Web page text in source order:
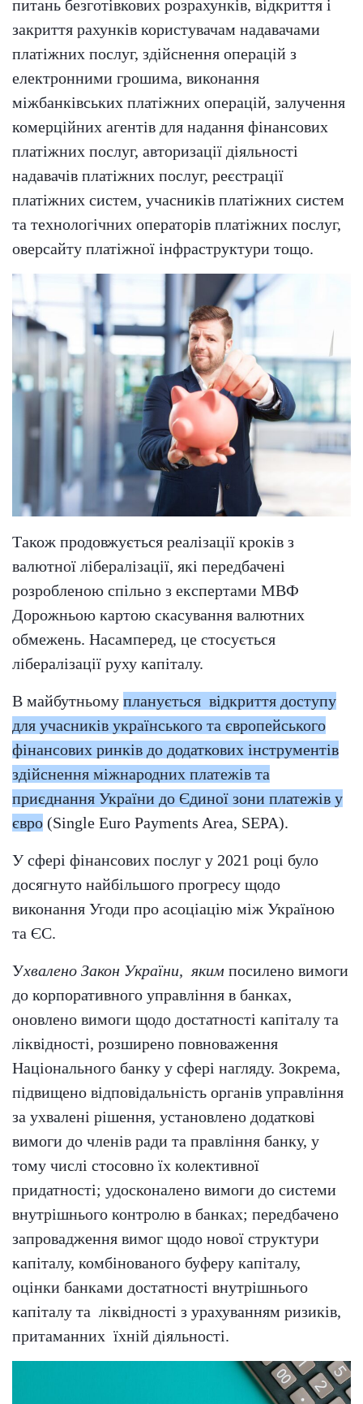
питань безготівкових розрахунків, відкриття і
закриття рахунків користувачам надавачами
платіжних послуг, здійснення операцій з
електронними грошима, виконання
міжбанківських платіжних операцій, залучення
комерційних агентів для надання фінансових
платіжних послуг, авторизації діяльності
надавачів платіжних послуг, реєстрації
платіжних систем, учасників платіжних систем
та технологічних операторів платіжних послуг,
оверсайту платіжної інфраструктури тощо.
Також продовжується реалізації кроків з
валютної лібералізації, які передбачені
розробленою спільно з експертами МВФ
Дорожньою картою скасування валютних
обмежень. Насамперед, це стосується
лібералізації руху капіталу.
В майбутньому планується відкриття доступу
для учасників українського та європейського
фінансових ринків до додаткових інструментів
здійснення міжнародних платежів та
приєднання України до Єдиної зони платежів у
євро (Single Euro Payments Area, SEPA).
У сфері фінансових послуг у 2021 році було
досягнуто найбільшого прогресу щодо
виконання Угоди про асоціацію між Україною
та ЄС.
Ухвалено Закон України, яким посилено вимоги
до корпоративного управління в банках,
оновлено вимоги щодо достатності капіталу та
ліквідності, розширено повноваження
Національного банку у сфері нагляду. Зокрема,
підвищено відповідальність органів управління
за ухвалені рішення, установлено додаткові
вимоги до членів ради та правління банку, у
тому числі стосовно їх колективної
придатності; удосконалено вимоги до системи
внутрішнього контролю в банках; передбачено
запровадження вимог щодо нової структури
капіталу, комбінованого буферу капіталу,
оцінки банками достатності внутрішнього
капіталу та ліквідності з урахуванням ризиків,
притаманних їхній діяльності.